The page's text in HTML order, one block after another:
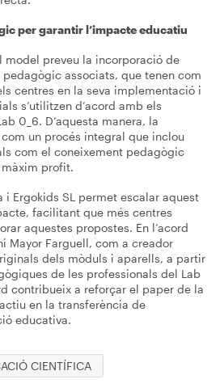
per garantir l’impacte educatiu
model preveu la incorporació de
pedagògic associats, que tenen com
centres en la seva implementació i
s’utilitzen d’acord amb els
0_6. D’aquesta manera, la
un procés integral que inclou
com el coneixement pedagògic
màxim profit.
i Ergokids SL permet escalar aquest
facilitant que més centres
aquestes propostes. En l’acord
Mayor Farguell, com a creador
dels mòduls i aparells, a partir
de les professionals del Lab
contribueix a reforçar el paper de la
en la transferència de
educativa.
CIENTÍFICA